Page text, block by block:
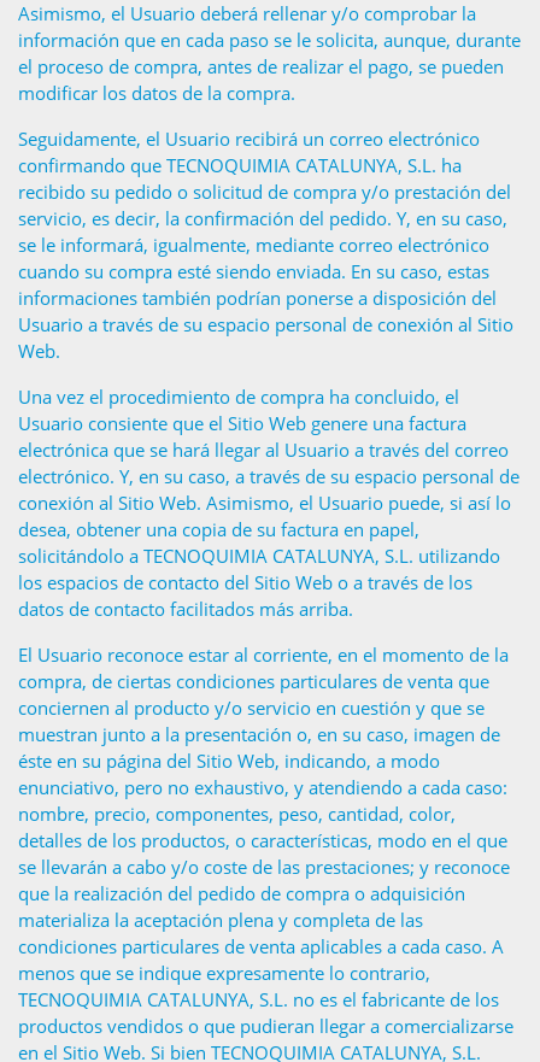
Asimismo, el Usuario deberá rellenar y/o comprobar la
información que en cada paso se le solicita, aunque, durante
el proceso de compra, antes de realizar el pago, se pueden
modificar los datos de la compra.
Seguidamente, el Usuario recibirá un correo electrónico
confirmando que TECNOQUIMIA CATALUNYA, S.L. ha
recibido su pedido o solicitud de compra y/o prestación del
servicio, es decir, la confirmación del pedido. Y, en su caso,
se le informará, igualmente, mediante correo electrónico
cuando su compra esté siendo enviada. En su caso, estas
informaciones también podrían ponerse a disposición del
Usuario a través de su espacio personal de conexión al Sitio
Web.
Una vez el procedimiento de compra ha concluido, el
Usuario consiente que el Sitio Web genere una factura
electrónica que se hará llegar al Usuario a través del correo
electrónico. Y, en su caso, a través de su espacio personal de
conexión al Sitio Web. Asimismo, el Usuario puede, si así lo
desea, obtener una copia de su factura en papel,
solicitándolo a TECNOQUIMIA CATALUNYA, S.L. utilizando
los espacios de contacto del Sitio Web o a través de los
datos de contacto facilitados más arriba.
El Usuario reconoce estar al corriente, en el momento de la
compra, de ciertas condiciones particulares de venta que
conciernen al producto y/o servicio en cuestión y que se
muestran junto a la presentación o, en su caso, imagen de
éste en su página del Sitio Web, indicando, a modo
enunciativo, pero no exhaustivo, y atendiendo a cada caso:
nombre, precio, componentes, peso, cantidad, color,
detalles de los productos, o características, modo en el que
se llevarán a cabo y/o coste de las prestaciones; y reconoce
que la realización del pedido de compra o adquisición
materializa la aceptación plena y completa de las
condiciones particulares de venta aplicables a cada caso. A
menos que se indique expresamente lo contrario,
TECNOQUIMIA CATALUNYA, S.L. no es el fabricante de los
productos vendidos o que pudieran llegar a comercializarse
en el Sitio Web. Si bien TECNOQUIMIA CATALUNYA, S.L.